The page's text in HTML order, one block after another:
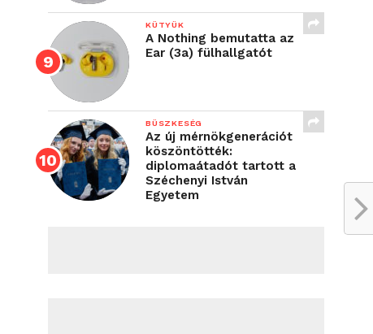
KÜTYÜK
A Nothing bemutatta az
Ear (3a) fülhallgatót
BÜSZKESÉG
Az új mérnökgenerációt
köszöntötték:
diplomaátadót tartott a
Széchenyi István
Egyetem